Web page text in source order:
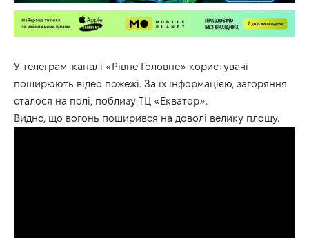
У телеграм-каналі «Рівне Головне» користувачі
поширюють відео пожежі. За їх інформацією, загоряння
сталося на полі, поблизу ТЦ «Екватор».
Видно, що вогонь поширився на доволі велику площу.